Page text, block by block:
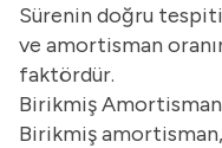
Sürenin doğru tespiti,
ve amortisman
faktördür.
Birikmiş
Birikmiş amortisman,